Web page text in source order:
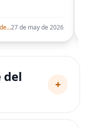
Ohuhu Marcadores de alcohol con punta de pincel – Juego de marcadores artísticos de doble punta con certificación AP para artistas adultos27 de may de 2026
del
+